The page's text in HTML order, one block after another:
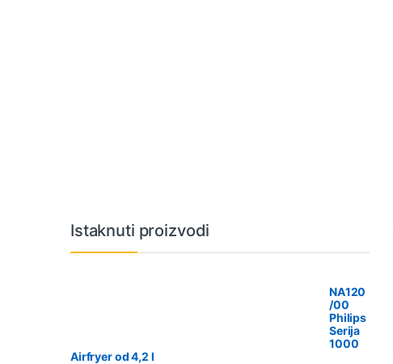
Vrtuljak robnih marki
Istaknuti proizvodi
NA120
/00
Philips
Serija
1000
Airfryer od 4,2 l